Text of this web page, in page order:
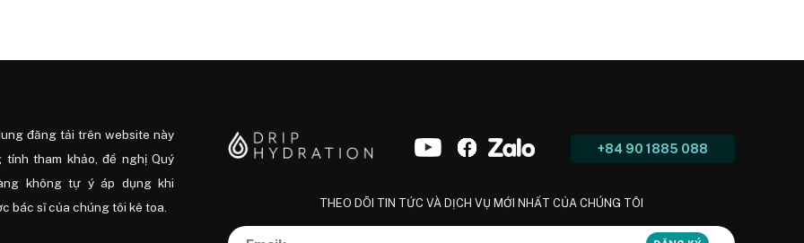
đăng tải trên website này
tính tham khảo, đề nghị Quý
không tự ý áp dụng khi
bác sĩ của chúng tôi kê toa.
+84 90 1885 088
THEO DÕI TIN TỨC VÀ DỊCH VỤ MỚI NHẤT CỦA CHÚNG TÔI